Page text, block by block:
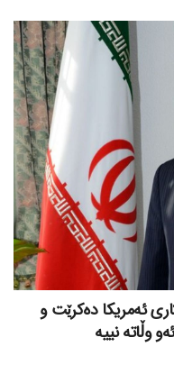
ئەمریکا دەکرێت و
وڵاتە نییە